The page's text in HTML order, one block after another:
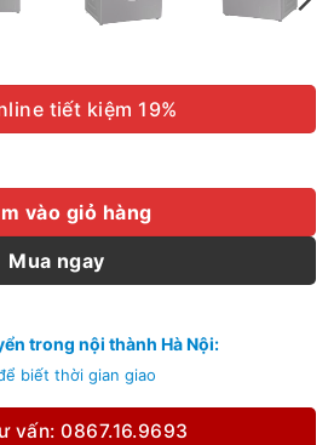
tiết kiệm 19%
vào giỏ hàng
Mua ngay
trong nội thành Hà Nội:
biết thời gian giao
vấn: 0867.16.9693